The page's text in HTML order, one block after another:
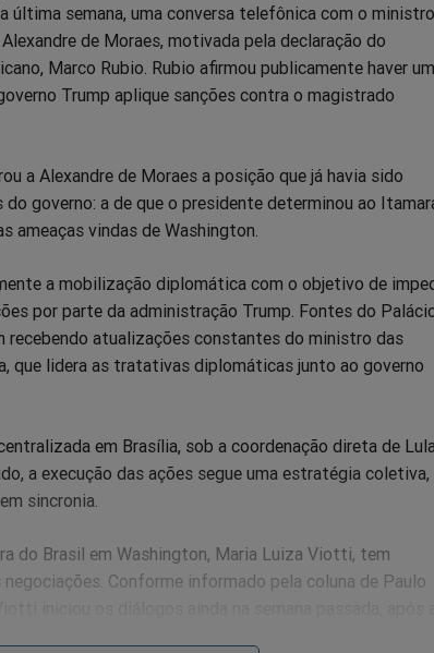
no
no
Gettr
última semana, uma conversa telefônica com o
de Moraes, motivada pela declaração do
Marco Rubio. Rubio afirmou publicamente haver
Trump aplique sanções contra o magistrado
a Alexandre de Moraes a posição que já havia sido
governo: a de que o presidente determinou ao
ameaças vindas de Washington.
a mobilização diplomática com o objetivo de
por parte da administração Trump. Fontes do
recebendo atualizações constantes do ministro das
que lidera as tratativas diplomáticas junto ao governo
em Brasília, sob a coordenação direta de
a execução das ações segue uma estratégia coletiva,
sincronia.
do Brasil em Washington, Maria Luiza Viotti, tem
Conforme informado pela coluna de Paulo